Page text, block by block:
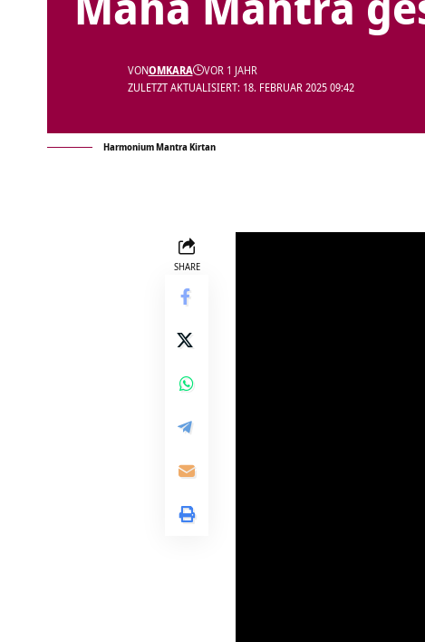
ZULETZT AKTUALISIERT: 18. FEBRUAR 2025 09:42
VONOMKARA VOR 1 JAHR
Harmonium Mantra Kirtan
SHARE